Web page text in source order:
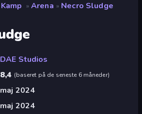
Kamp » Arena » Necro Sludge
DAE Studios
8,4 (baseret på de seneste 6 måneder)
maj 2024
maj 2024